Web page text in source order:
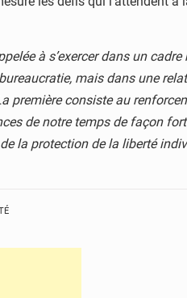
à s’exercer dans un
mais dans une
première consiste au
de notre temps de façon
la protection de la liberté